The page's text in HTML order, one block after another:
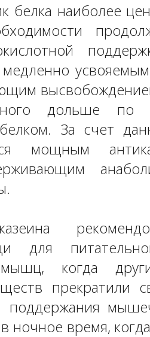
белка наиболее
медленно
дольше по
За счет
мощным
для
когда
прекратили
поддержания
ночное время,